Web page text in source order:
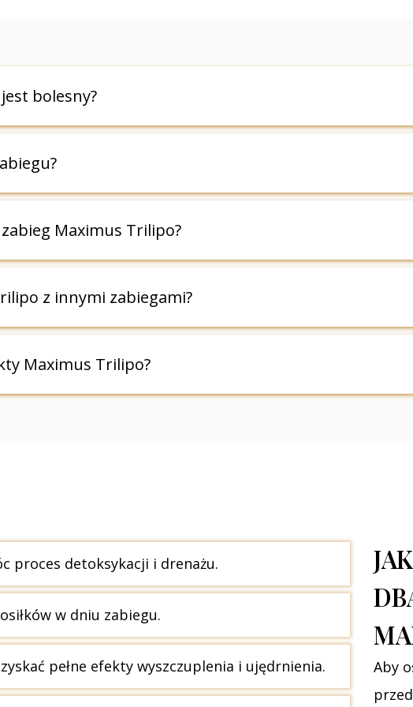
bolesny?
znieczulenia. Pacjenci odczuwają jedynie przyjemne
skóry i zmniejszenie obrzęków, mogą być widoczne
Maximus Trilipo?
zmagających się z cellulitem, utratą jędrności skóry oraz
z innymi zabiegami?
się z innymi metodami modelowania sylwetki, takimi
Maximus Trilipo?
proces detoksykacji i drenażu.
w dniu zabiegu.
pełne efekty wyszczuplenia i ujędrnienia.
Aby